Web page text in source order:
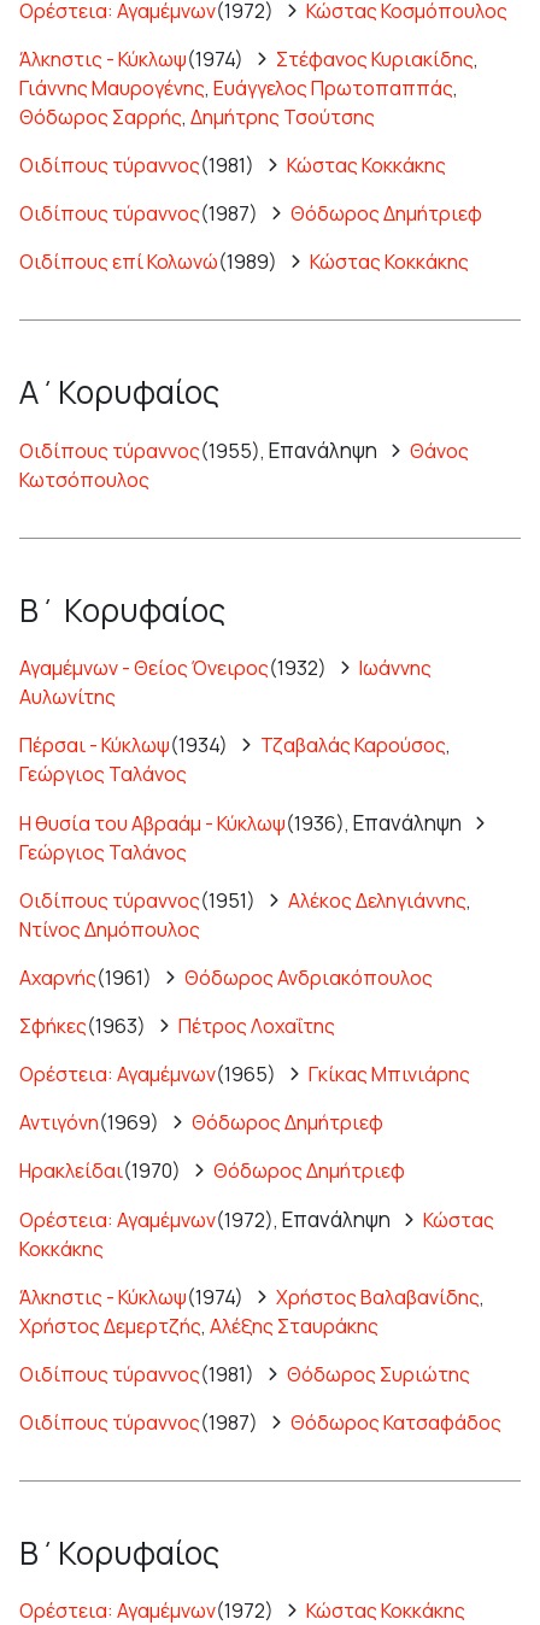
Ορέστεια: Αγαμέμνων(1972)
Κώστας Κοσμόπουλος
Άλκηστις - Κύκλωψ(1974) Στέφανος Κυριακίδης,
Γιάννης Μαυρογένης, Ευάγγελος Πρωτοπαππάς,
Θόδωρος Σαρρής, Δημήτρης Τσούτσης
Οιδίπους τύραννος(1981)
Κώστας Κοκκάκης
Οιδίπους τύραννος(1987)
Θόδωρος Δημήτριεφ
Οιδίπους επί Κολωνώ(1989) Κώστας Κοκκάκης
Α΄Κορυφαίος
Οιδίπους τύραννος(1955), Επανάληψη
Θάνος
Κωτσόπουλος
Β΄ Κορυφαίος
Αγαμέμνων - Θείος Όνειρος(1932)
Ιωάννης
Αυλωνίτης
Πέρσαι - Κύκλωψ(1934) Τζαβαλάς Καρούσος,
Γεώργιος Ταλάνος
Η θυσία του Αβραάμ - Κύκλωψ(1936), Επανάληψη
Γεώργιος Ταλάνος
Οιδίπους τύραννος(1951) Αλέκος Δεληγιάννης,
Ντίνος Δημόπουλος
Αχαρνής(1961)
Θόδωρος Ανδριακόπουλος
Σφήκες(1963)
Πέτρος Λοχαΐτης
Ορέστεια: Αγαμέμνων(1965)
Γκίκας Μπινιάρης
Αντιγόνη(1969)
Θόδωρος Δημήτριεφ
Ηρακλείδαι(1970)
Θόδωρος Δημήτριεφ
Ορέστεια: Αγαμέμνων(1972), Επανάληψη
Κώστας
Κοκκάκης
Άλκηστις - Κύκλωψ(1974) Χρήστος Βαλαβανίδης,
Χρήστος Δεμερτζής, Αλέξης Σταυράκης
Οιδίπους τύραννος(1981)
Θόδωρος Συριώτης
Οιδίπους τύραννος(1987) Θόδωρος Κατσαφάδος
Β΄Κορυφαίος
Ορέστεια: Αγαμέμνων(1972) Κώστας Κοκκάκης